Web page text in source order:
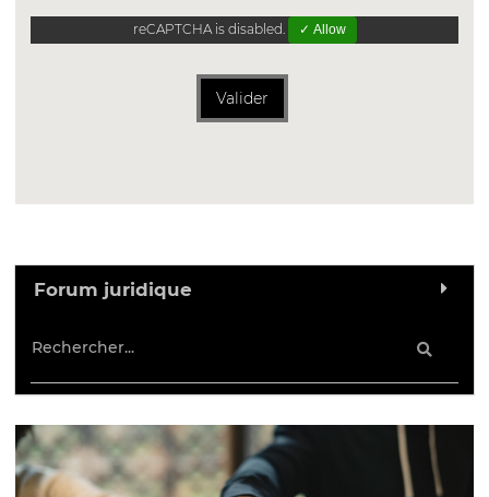
reCAPTCHA is disabled. ✓ Allow
Valider
Forum juridique